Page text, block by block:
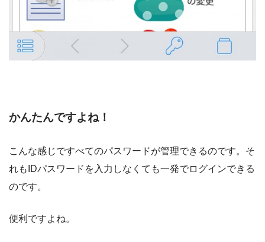
かんたんですよね！
こんな感じですべてのパスワードが管理できるのです。そ
れもIDパスワードを入力しなくても一発でログインできる
のです。
便利ですよね。